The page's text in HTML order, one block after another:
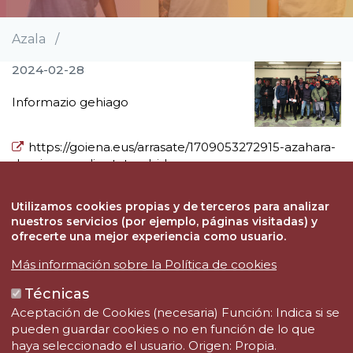
Breadcrumb
Azala /
2024-02-28
Informazio gehiago
https://goiena.eus/arrasate/1709053272915-azahara-
dominguez-diputatua-bidean-ze…
Nor gara
Aktualitatea
Harremanetarako
Utilizamos cookies propias y de terceros para analizar
nuestros servicios (por ejemplo, páginas visitadas) y
ofrecerte una mejor experiencia como usuario.
Más información sobre la Política de cookies
Técnicas
Aceptación de Cookies (necesaria) Función: Indica si se
pueden guardar cookies o no en función de lo que
haya seleccionado el usuario. Origen: Propia.